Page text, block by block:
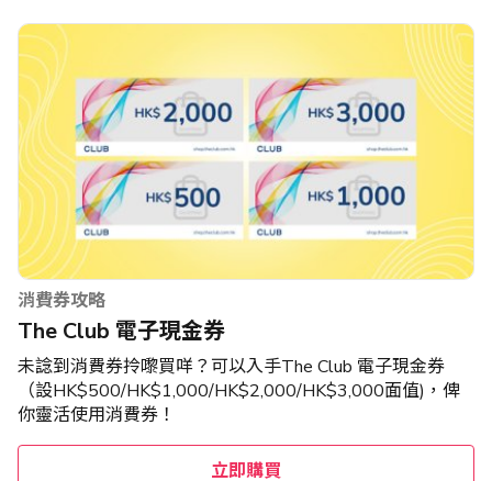
消費券攻略
The Club 電子現金券
未諗到消費券拎嚟買咩？可以入手The Club 電子現金券
（設HK$500/HK$1,000/HK$2,000/HK$3,000面值)，俾
你靈活使用消費券！
立即購買